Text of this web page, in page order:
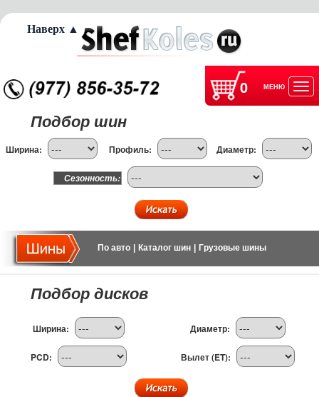
0 МЕНЮ
Подбор шин
Ширина: Профиль: Диаметр:
Сезонность:
По авто Каталог шин Грузовые шины
Подбор дисков
Ширина: Диаметр:
PCD: Вылет (ET):
Наверх ▲